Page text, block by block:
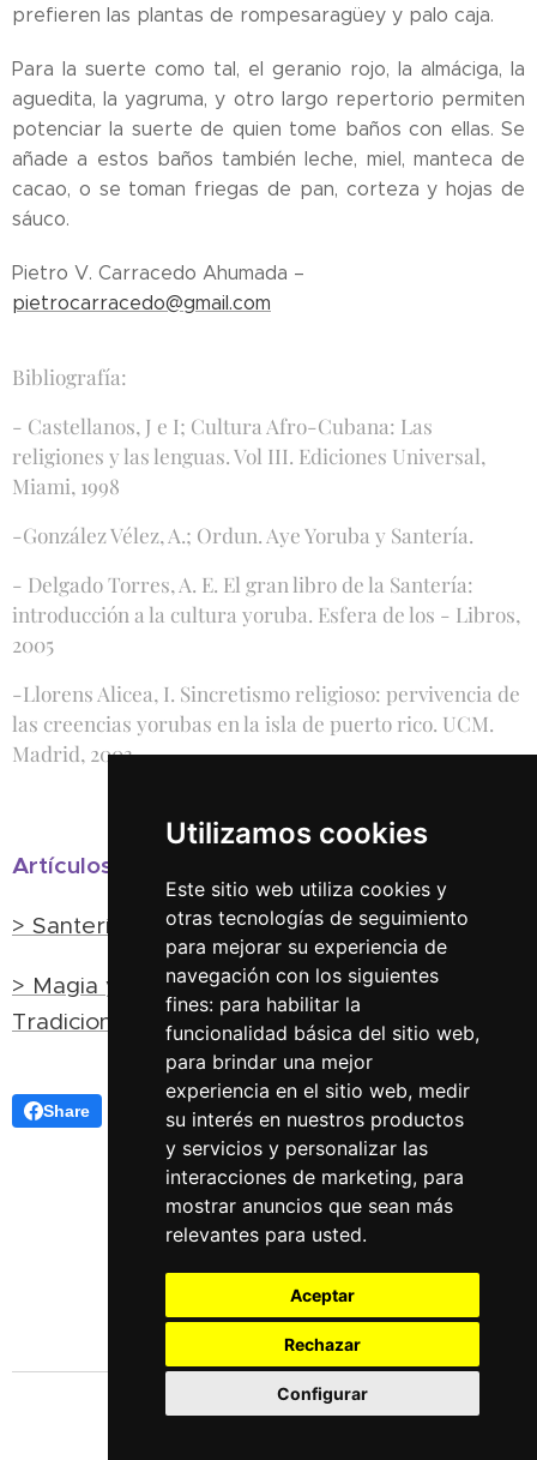
Utilizamos cookies
Este sitio web utiliza cookies y
otras tecnologías de seguimiento
para mejorar su experiencia de
navegación con los siguientes
fines: para habilitar la
funcionalidad básica del sitio web,
para brindar una mejor
experiencia en el sitio web, medir
su interés en nuestros productos
y servicios y personalizar las
interacciones de marketing, para
mostrar anuncios que sean más
relevantes para usted.
Aceptar
Rechazar
Configurar
prefieren las plantas de rompesaragüey y palo caja.
Para la suerte como tal, el geranio rojo, la almáciga, la
aguedita, la yagruma, y otro largo repertorio permiten
potenciar la suerte de quien tome baños con ellas. Se
añade a estos baños también leche, miel, manteca de
cacao, o se toman friegas de pan, corteza y hojas de
sáuco.
Pietro V. Carracedo Ahumada –
pietrocarracedo@gmail.com
Bibliografía:
- Castellanos, J e I; Cultura Afro-Cubana: Las
religiones y las lenguas. Vol III. Ediciones Universal,
Miami, 1998
-González Vélez, A.; Ordun. Aye Yoruba y Santería.
- Delgado Torres, A. E. El gran libro de la Santería:
introducción a la cultura yoruba. Esfera de los - Libros,
2005
-Llorens Alicea, I. Sincretismo religioso: pervivencia de
las creencias yorubas en la isla de puerto rico. UCM.
Madrid, 2003
Artículos relacionados:
> Santería (I). Santos y Orishas
> Magia y brujería en el África Negra
Tradicional (apuntes)
Share
Idiomas